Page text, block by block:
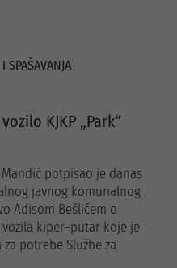
SPAŠAVANJA
KJKP „Park“
potpisao je danas
javnog komunalnog
Adisom Bešlićem o
kiper–putar koje je
potrebe Službe za